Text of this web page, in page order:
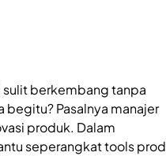
sulit berkembang tanpa
Pasalnya manajer
produk. Dalam
seperangkat tools